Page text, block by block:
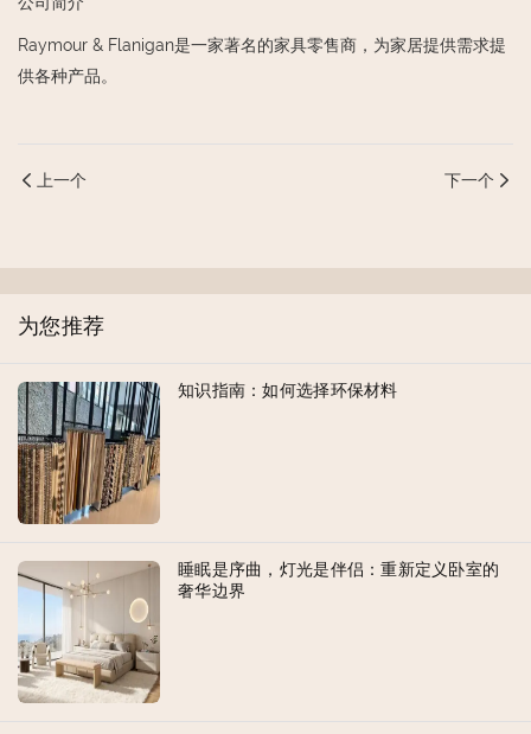
Raymour & Flanigan是一家著名的家具零售商，为家居提供需求提
供各种产品。
上一个 下一个
为您推荐
知识指南：如何选择环保材料
睡眠是序曲，灯光是伴侣：重新定义卧室的
奢华边界